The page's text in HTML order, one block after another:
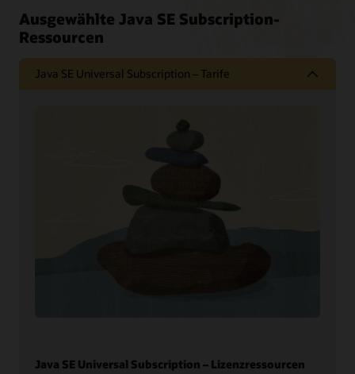
Ausgewählte Java SE Subscription-
Ressourcen
Java SE Universal Subscription – Tarife
Java SE Universal Subscription – Lizenzressourcen